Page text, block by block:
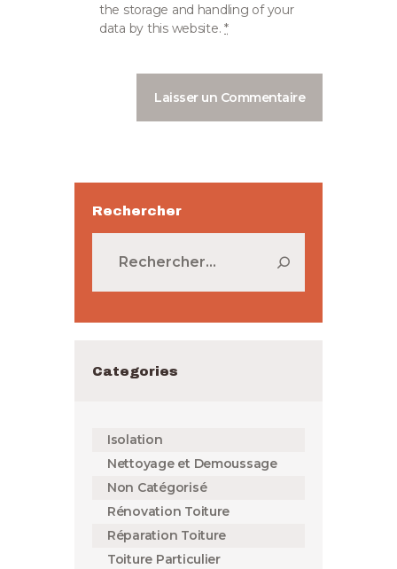
the storage and handling of your
data by this website.*
Rechercher
Categories
Isolation
Nettoyage et Demoussage
Non Catégorisé
Rénovation Toiture
Réparation Toiture
Toiture Particulier